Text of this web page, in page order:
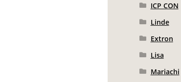
ICP CON
Linde
Extron
Lisa
Mariachi